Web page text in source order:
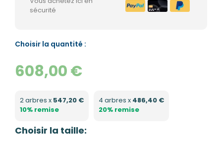
sécurité
Choisir la quantité :
608,00 €
2 arbres x 547,20 €
10% remise
4 arbres x 486,40 €
20% remise
Choisir la taille: